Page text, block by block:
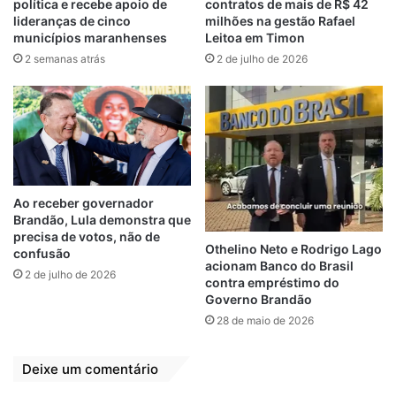
pinheirenses: Ana Paula e Paulo Lobato,
que, como eu, amam a nossa cidade
comentou Andé da Ralpnet.
Sobre a entrada de Leonardo Sá no grupo,
André declarou:“Bem vindo Dr Leonardo
Sá, sua experiência e toda vivência da
missão na medicina fortalecem o propósito
dos pinheirenses que acreditam: Pinheiro é
destinada a vencer. É hora de cuidar do
nosso povo”, descreveu o líder nas
Pesquisas.
André da Ralpnet é empresário do ramo de
enfrentar o velho sistema político de
política e recebe apoio de
lideranças de cinco
municípios maranhenses
2 semanas atrás
contratos de mais de R$ 42
milhões na gestão Rafael
Leitoa em Timon
2 de julho de 2026
Ao receber governador
Brandão, Lula demonstra que
precisa de votos, não de
confusão
2 de julho de 2026
Othelino Neto e Rodrigo Lago
acionam Banco do Brasil
contra empréstimo do
Governo Brandão
28 de maio de 2026
Deixe um comentário